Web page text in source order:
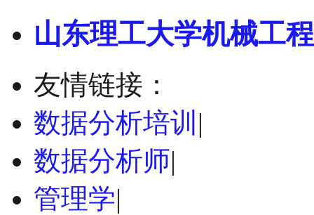
山东理工大学机械工
友情链接：
数据分析培训 |
数据分析师|
管理学|